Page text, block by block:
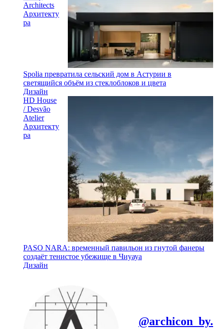
Architects
Архитекту
ра
Spolia превратила сельский дом в Астурии в
светящийся объём из стеклоблоков и цвета
Дизайн
HD House
/ Desvão
Atelier
Архитекту
ра
PASO NARA: временный павильон из гнутой фанеры
создаёт тенистое убежище в Чиуауа
Дизайн
@archicon_by.